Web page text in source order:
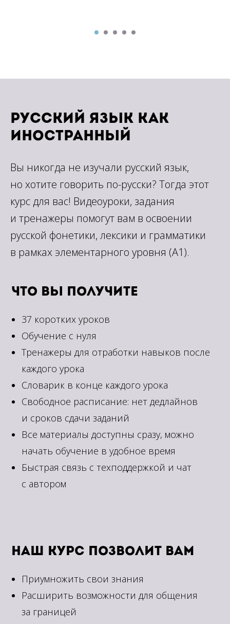
Русский язык как
иностранный
Вы никогда не изучали русский язык,
но хотите говорить по-русски? Тогда этот
курс для вас! Видеоуроки, задания
и тренажеры помогут вам в освоении
русской фонетики, лексики и грамматики
в рамках элементарного уровня (А1).
Что вы получите
37 коротких уроков
Обучение с нуля
Тренажеры для отработки навыков после
каждого урока
Словарик в конце каждого урока
Свободное расписание: нет дедлайнов
и сроков сдачи заданий
Все материалы доступны сразу, можно
начать обучение в удобное время
Быстрая связь с техподдержкой и чат
с автором
Наш курс позволит вам
Приумножить свои знания
Расширить возможности для общения
за границей
и программирование
IT История
Нейросети Все тематики
+15